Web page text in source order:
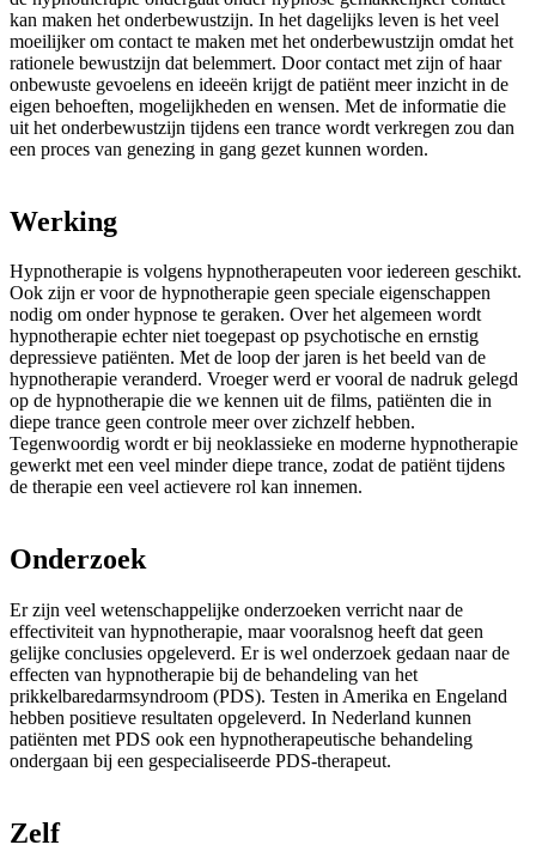
kan maken het onderbewustzijn. In het dagelijks leven is het veel
moeilijker om contact te maken met het onderbewustzijn omdat het
rationele bewustzijn dat belemmert. Door contact met zijn of haar
onbewuste gevoelens en ideeën krijgt de patiënt meer inzicht in de
eigen behoeften, mogelijkheden en wensen. Met de informatie die
uit het onderbewustzijn tijdens een trance wordt verkregen zou dan
een proces van genezing in gang gezet kunnen worden.
Werking
Hypnotherapie is volgens hypnotherapeuten voor iedereen geschikt.
Ook zijn er voor de hypnotherapie geen speciale eigenschappen
nodig om onder hypnose te geraken. Over het algemeen wordt
hypnotherapie echter niet toegepast op psychotische en ernstig
depressieve patiënten. Met de loop der jaren is het beeld van de
hypnotherapie veranderd. Vroeger werd er vooral de nadruk gelegd
op de hypnotherapie die we kennen uit de films, patiënten die in
diepe trance geen controle meer over zichzelf hebben.
Tegenwoordig wordt er bij neoklassieke en moderne hypnotherapie
gewerkt met een veel minder diepe trance, zodat de patiënt tijdens
de therapie een veel actievere rol kan innemen.
Onderzoek
Er zijn veel wetenschappelijke onderzoeken verricht naar de
effectiviteit van hypnotherapie, maar vooralsnog heeft dat geen
gelijke conclusies opgeleverd. Er is wel onderzoek gedaan naar de
effecten van hypnotherapie bij de behandeling van het
prikkelbaredarmsyndroom (PDS). Testen in Amerika en Engeland
hebben positieve resultaten opgeleverd. In Nederland kunnen
patiënten met PDS ook een hypnotherapeutische behandeling
ondergaan bij een gespecialiseerde PDS-therapeut.
Zelf